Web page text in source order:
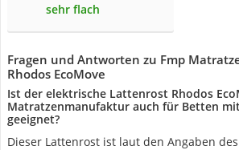
sehr flach
Fragen und Antworten zu Fmp
Rhodos EcoMove
Ist der elektrische Lattenrost Rhodos
Matratzenmanufaktur auch für Betten
geeignet?
Dieser Lattenrost ist laut den Angaben